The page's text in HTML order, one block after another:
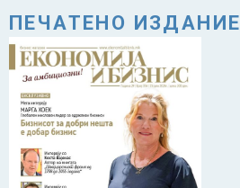
ПЕЧАТЕНО ИЗДАНИЕ